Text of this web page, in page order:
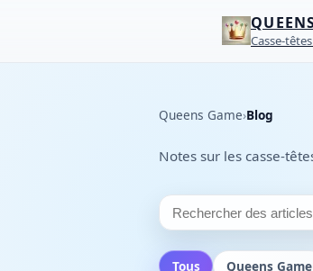
Casse-
Queens Game›Blog
Notes sur les casse-
Tous Queens Game